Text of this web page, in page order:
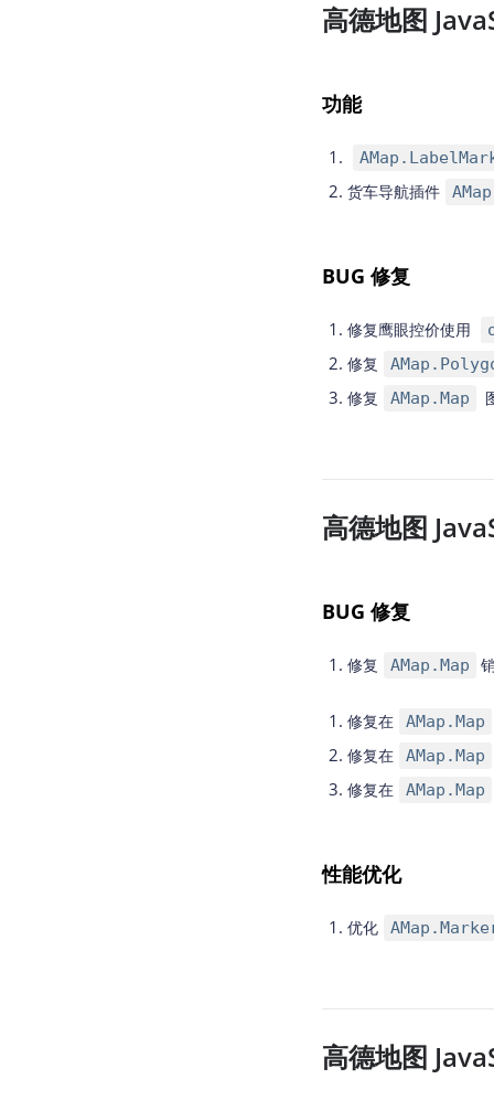
高德地图
功能
货车导航插件
BUG 修复
修复鹰眼控价使用
修复
修复 AMap.Map
高德地图
BUG 修复
修复 AMap.Map
修复在 AMap.Map
修复在 AMap.Map
修复在 AMap.Map
性能优化
优化
高德地图